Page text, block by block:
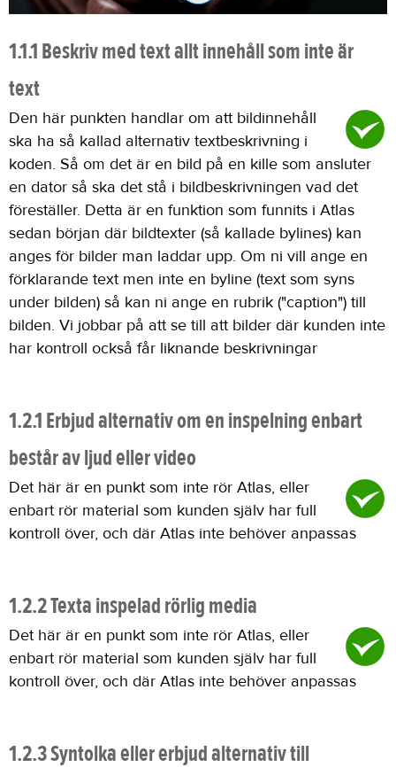
1.1.1 Beskriv med text allt innehåll som inte är
text
Den här punkten handlar om att bildinnehåll
ska ha så kallad alternativ textbeskrivning i
koden. Så om det är en bild på en kille som ansluter
en dator så ska det stå i bildbeskrivningen vad det
föreställer. Detta är en funktion som funnits i Atlas
sedan början där bildtexter (så kallade bylines) kan
anges för bilder man laddar upp. Om ni vill ange en
förklarande text men inte en byline (text som syns
under bilden) så kan ni ange en rubrik ("caption") till
bilden. Vi jobbar på att se till att bilder där kunden inte
har kontroll också får liknande beskrivningar
1.2.1 Erbjud alternativ om en inspelning enbart
består av ljud eller video
Det här är en punkt som inte rör Atlas, eller
enbart rör material som kunden själv har full
kontroll över, och där Atlas inte behöver anpassas
1.2.2 Texta inspelad rörlig media
Det här är en punkt som inte rör Atlas, eller
enbart rör material som kunden själv har full
kontroll över, och där Atlas inte behöver anpassas
1.2.3 Syntolka eller erbjud alternativ till